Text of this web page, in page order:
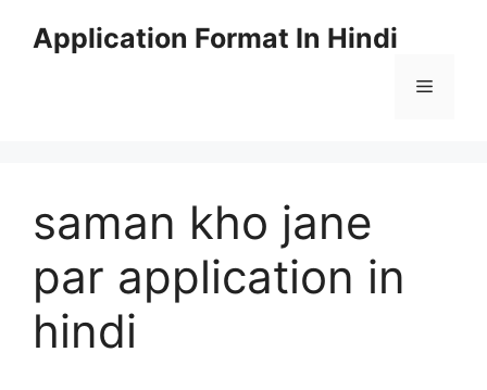
Application Format In Hindi
Menu
saman kho jane
par application in
hindi